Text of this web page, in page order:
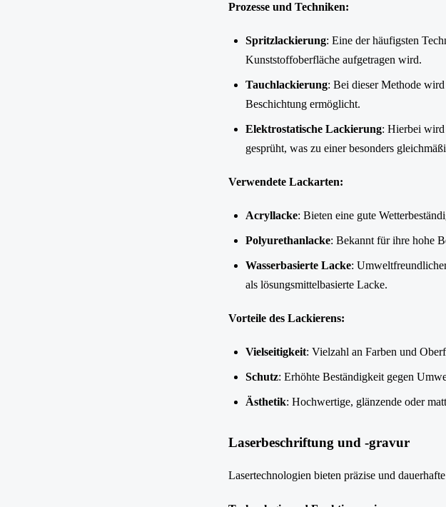
Prozesse und Techniken:
Spritzlackierung: Eine der häufigsten
Kunststoffoberfläche aufgetragen wird.
Tauchlackierung: Bei dieser Methode
Beschichtung ermöglicht.
Elektrostatische Lackierung: Hierbei wird
gesprüht, was zu einer besonders
Verwendete Lackarten:
Acryllacke: Bieten eine gute
Polyurethanlacke: Bekannt für ihre hohe
Wasserbasierte Lacke:
als lösungsmittelbasierte Lacke.
Vorteile des Lackierens:
Vielseitigkeit: Vielzahl an Farben und
Schutz: Erhöhte Beständigkeit gegen
Ästhetik: Hochwertige, glänzende oder
Laserbeschriftung und -gravur
Lasertechnologien bieten präzise und